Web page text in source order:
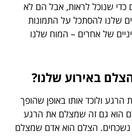
שנוכל לראות, אבל הם לא
שלנו להסתכל על התמונות
של אחרים – המוח שלנו
באירוע שלנו?
ולוכד אותו באופן שהופך
הוא גם זה שמצלם את הרגע
נשכחים. הצלם הוא אדם שמצלם